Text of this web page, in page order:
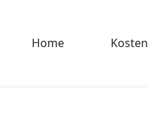
Home Kosten